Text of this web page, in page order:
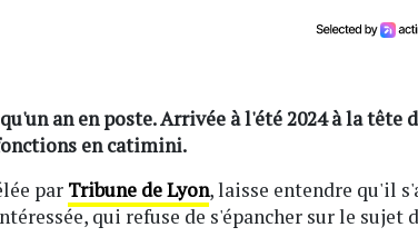
an en poste. Arrivée à l'été 2024 à la tête
en catimini.
par Tribune de Lyon, laisse entendre qu'il
qui refuse de s'épancher sur le sujet